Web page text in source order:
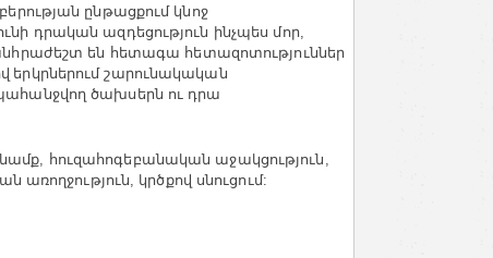
ընթացքում կնոջ
դրական ազդեցություն ինչպես մոր,
են հետագա հետազոտություններ
երկրներում շարունակական
ծախսերն ու դրա
, հուզահոգեբանական աջակցություն ,
առողջություն, կրծքով սնուցում: